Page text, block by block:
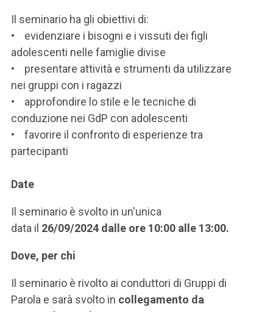
Il seminario ha gli obiettivi di:
• evidenziare i bisogni e i vissuti dei figli
adolescenti nelle famiglie divise
• presentare attività e strumenti da utilizzare
nei gruppi con i ragazzi
• approfondire lo stile e le tecniche di
conduzione nei GdP con adolescenti
• favorire il confronto di esperienze tra
partecipanti
Date
Il seminario è svolto in un'unica
data il 26/09/2024 dalle ore 10:00 alle 13:00.
Dove, per chi
Il seminario è rivolto ai conduttori di Gruppi di
Parola e sarà svolto in collegamento da